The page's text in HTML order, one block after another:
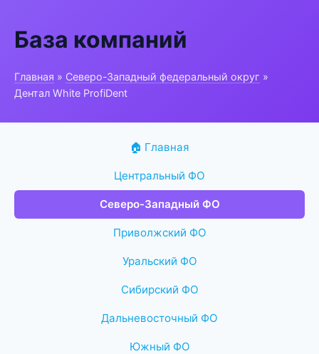
База компаний
Главная » Северо-Западный федеральный округ »
Дентал White ProfiDent
🏠 Главная
Центральный ФО
Северо-Западный ФО
Приволжский ФО
Уральский ФО
Сибирский ФО
Дальневосточный ФО
Южный ФО